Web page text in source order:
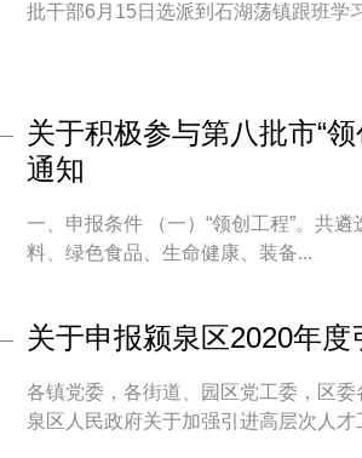
批干部6月15日选派到石湖荡镇跟班学
关于积极参与第八批市“
通知
一、申报条件 （一）“领创工程”。共遴选高层次创新创业领军人才20名左右，重点支持新能源和节能环保、新材
料、绿色食品、生命健康、装备...
关于申报颍泉区2020年
各镇党委，各街道、园区党工委，区
泉区人民政府关于加强引进高层次人才